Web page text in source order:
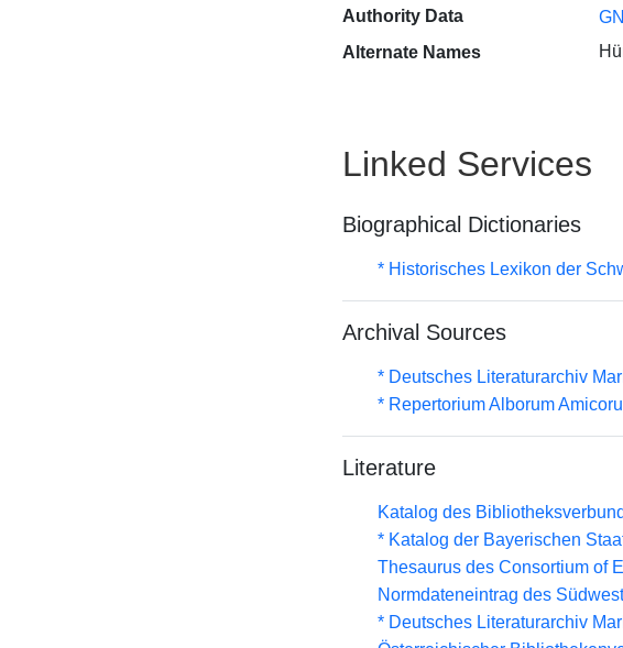
Authority Data
Alternate Names
Linked Services
Biographical Dictionaries
* Historisches Lexikon der
Archival Sources
* Deutsches Literaturarchiv
* Repertorium Alborum
Literature
Katalog des
* Katalog der Bayerischen
Thesaurus des Consortium of
Normdateneintrag des
* Deutsches Literaturarchiv